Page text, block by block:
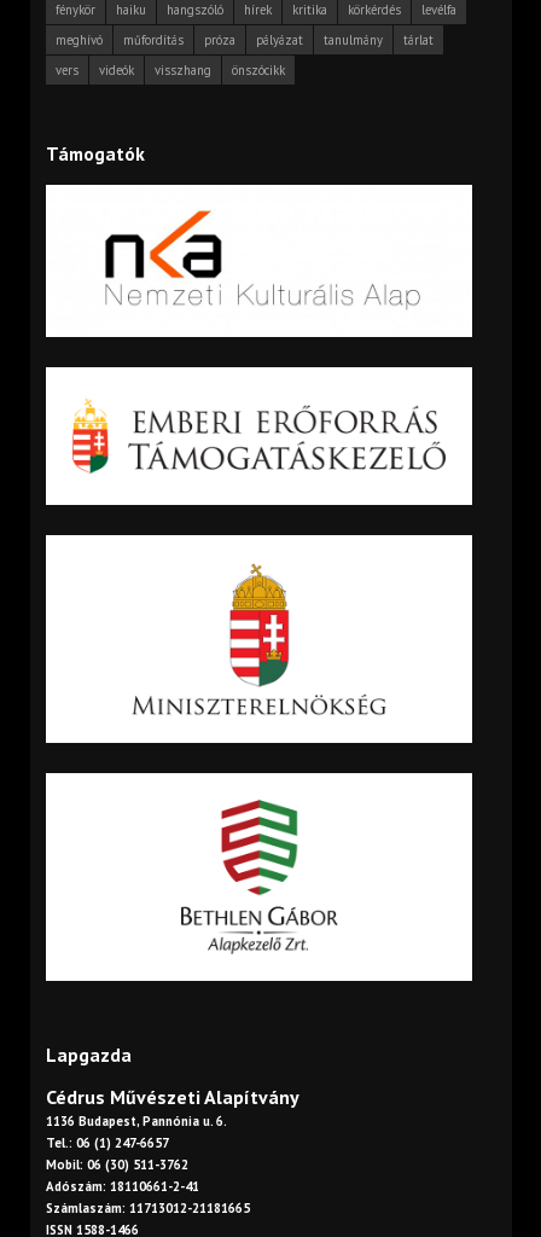
fénykör
haiku hangszóló hírek kritika körkérdés
levélfa
meghívó
műfordítás próza pályázat tanulmány
tárlat
vers
videók visszhang önszócikk
Támogatók
Lapgazda
Cédrus Művészeti Alapítvány
1136 Budapest, Pannónia u. 6.
Tel.: 06 (1) 247-6657
Mobil: 06 (30) 511-3762
Adószám: 18110661-2-41
Számlaszám: 11713012-21181665
ISSN 1588-1466